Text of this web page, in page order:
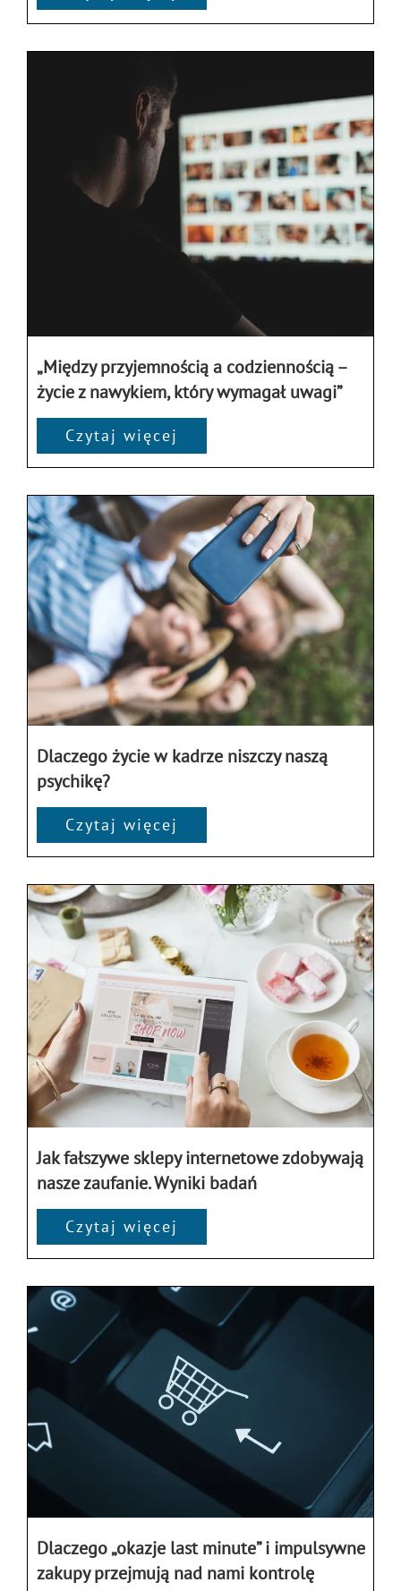
„Między przyjemnością a codziennością –
życie z nawykiem, który wymagał uwagi”
Czytaj więcej
Dlaczego życie w kadrze niszczy naszą
psychikę?
Czytaj więcej
Jak fałszywe sklepy internetowe zdobywają
nasze zaufanie. Wyniki badań
Czytaj więcej
Dlaczego „okazje last minute” i impulsywne
zakupy przejmują nad nami kontrolę